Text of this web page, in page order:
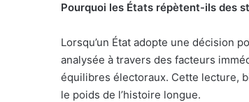
Pourquoi les États répètent-ils des
Lorsqu’un État adopte une décision
analysée à travers des facteurs
équilibres électoraux. Cette lecture,
le poids de l’histoire longue.